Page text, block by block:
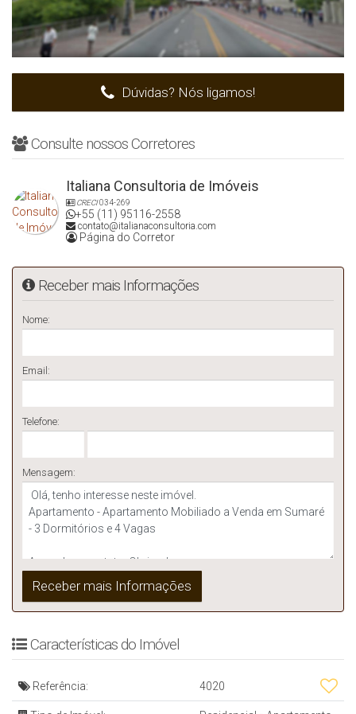
Dúvidas? Nós ligamos!
Consulte nossos Corretores
Italiana Consultoria de Imóveis
CRECI034-269
+55 (11) 95116-2558
contato@italianaconsultoria.com
Página do Corretor
Receber mais Informações
Nome:
Email:
Telefone:
Mensagem:
Características do Imóvel
Referência: 4020